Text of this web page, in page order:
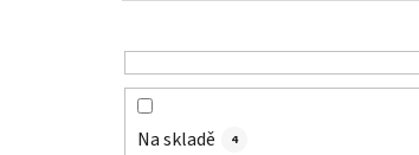
Na skladě 4